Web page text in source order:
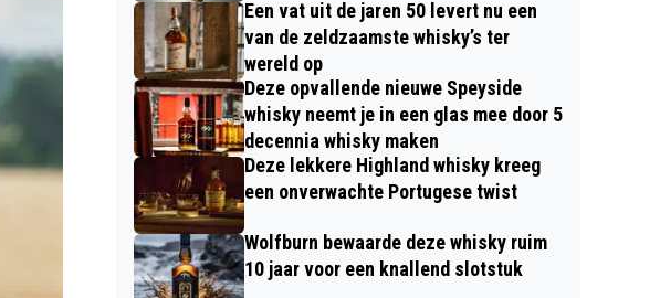
Een vat uit de jaren 50 levert nu een
van de zeldzaamste whisky’s ter
wereld op
Deze opvallende nieuwe Speyside
whisky neemt je in een glas mee door 5
decennia whisky maken
Deze lekkere Highland whisky kreeg
een onverwachte Portugese twist
Wolfburn bewaarde deze whisky ruim
10 jaar voor een knallend slotstuk